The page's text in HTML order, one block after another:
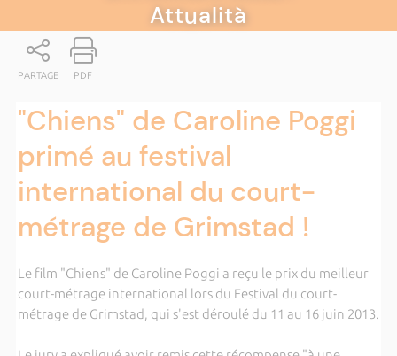
Attualità
PARTAGE PDF
"Chiens" de Caroline Poggi
primé au festival
international du court-
métrage de Grimstad !
Le film "Chiens" de Caroline Poggi a reçu le prix du meilleur
court-métrage international lors du Festival du court-
métrage de Grimstad, qui s'est déroulé du 11 au 16 juin 2013.